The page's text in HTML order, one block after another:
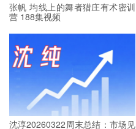
张帆 均线上的舞者猎庄有术密训
营 188集视频
沈淳20260322周末总结：市场见